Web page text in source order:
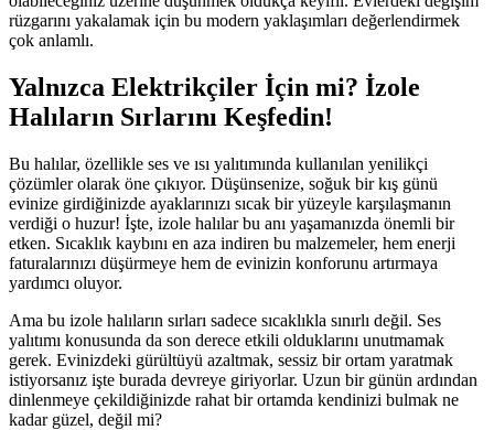
rüzgarını yakalamak için bu modern yaklaşımları değerlendirmek
çok anlamlı.
Yalnızca Elektrikçiler İçin mi? İzole
Halıların Sırlarını Keşfedin!
Bu halılar, özellikle ses ve ısı yalıtımında kullanılan yenilikçi
çözümler olarak öne çıkıyor. Düşünsenize, soğuk bir kış günü
evinize girdiğinizde ayaklarınızı sıcak bir yüzeyle karşılaşmanın
verdiği o huzur! İşte, izole halılar bu anı yaşamanızda önemli bir
etken. Sıcaklık kaybını en aza indiren bu malzemeler, hem enerji
faturalarınızı düşürmeye hem de evinizin konforunu artırmaya
yardımcı oluyor.
Ama bu izole halıların sırları sadece sıcaklıkla sınırlı değil. Ses
yalıtımı konusunda da son derece etkili olduklarını unutmamak
gerek. Evinizdeki gürültüyü azaltmak, sessiz bir ortam yaratmak
istiyorsanız işte burada devreye giriyorlar. Uzun bir günün ardından
dinlenmeye çekildiğinizde rahat bir ortamda kendinizi bulmak ne
kadar güzel, değil mi?